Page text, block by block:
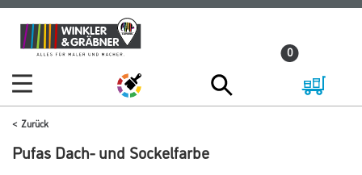
Zum
Inhalt
Zum
Navigationsmenü
0
Zurück
Pufas Dach- und Sockelfarbe